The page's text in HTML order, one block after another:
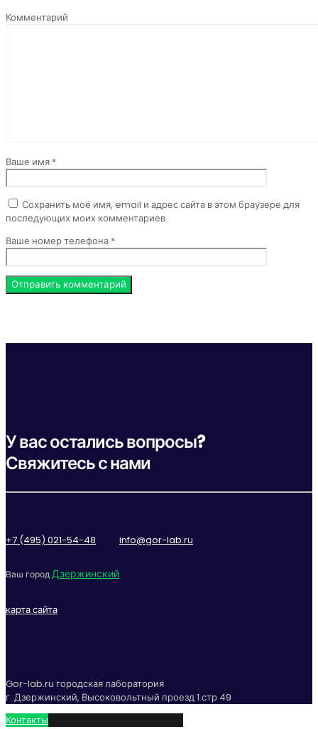
Комментарий
Ваше имя *
Сохранить моё имя, email и адрес сайта в этом браузере для
последующих моих комментариев.
Ваше номер телефона *
У вас остались вопросы?
Свяжитесь с нами
+7 (495) 021-54-48 info@gor-lab.ru
Ваш городДзержинский
карта сайта
Gor-lab.ru городская лаборатория
г. Дзержинский, Высоковольтный проезд 1 стр 49
Контакты